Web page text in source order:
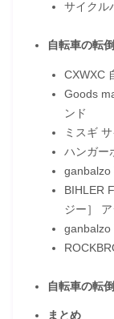
サイクル
自転車の転
CXWXC
Goods
ンド
ミスギ
ハンガー
ganbalzo
BIHLER
ジー］
ganbalzo
自転車の転
まとめ